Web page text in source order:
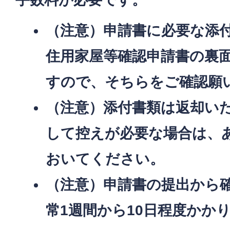
（注意）申請書に必要な添
住用家屋等確認申請書の裏
すので、そちらをご確認願
（注意）添付書類は返却
して控えが必要な場合は
おいてください。
（注意）申請書の提出から
常1週間から10日程度かか